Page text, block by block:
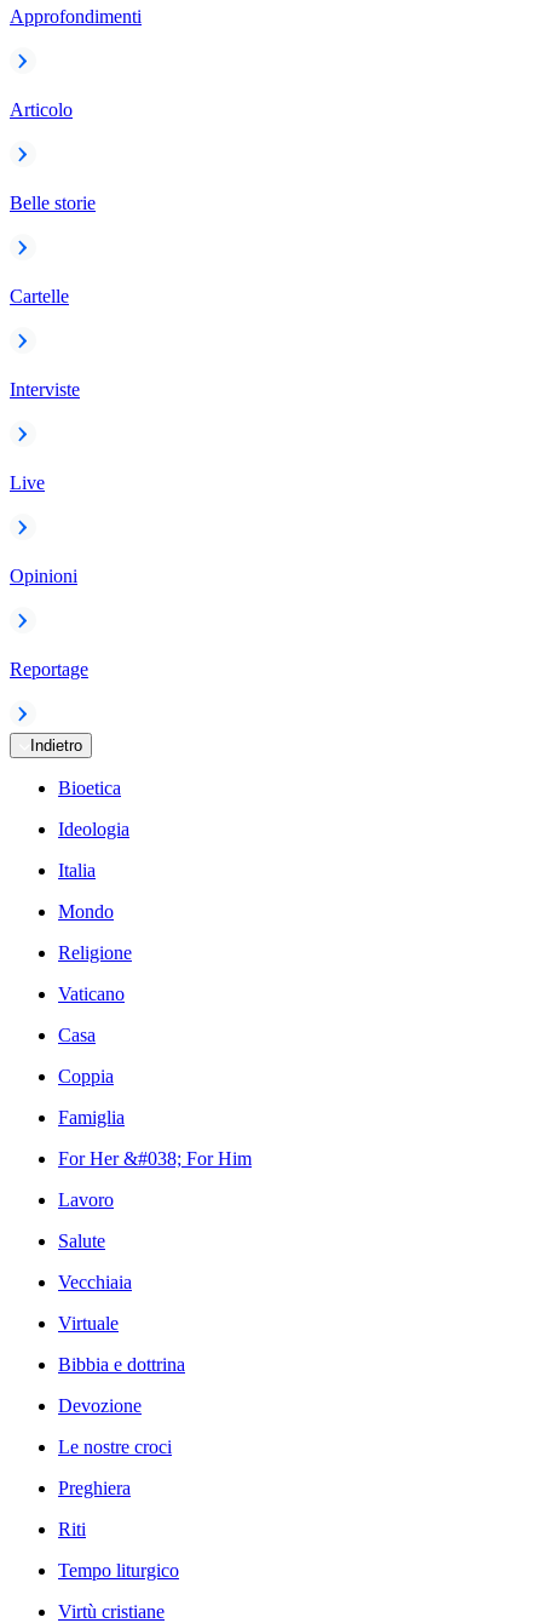
Approfondimenti
Articolo
Belle storie
Cartelle
Interviste
Live
Opinioni
Reportage
Indietro
Bioetica
Ideologia
Italia
Mondo
Religione
Vaticano
Casa
Coppia
Famiglia
For Her &#038; For Him
Lavoro
Salute
Vecchiaia
Virtuale
Bibbia e dottrina
Devozione
Le nostre croci
Preghiera
Riti
Tempo liturgico
Virtù cristiane